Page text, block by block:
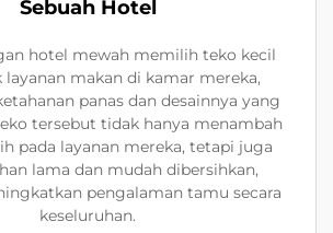
Sebuah Hotel
hotel mewah memilih teko kecil
makan di kamar mereka,
panas dan desainnya yang
tersebut tidak hanya menambah
pada layanan mereka, tetapi juga
lama dan mudah dibersihkan,
pengalaman tamu secara
keseluruhan.